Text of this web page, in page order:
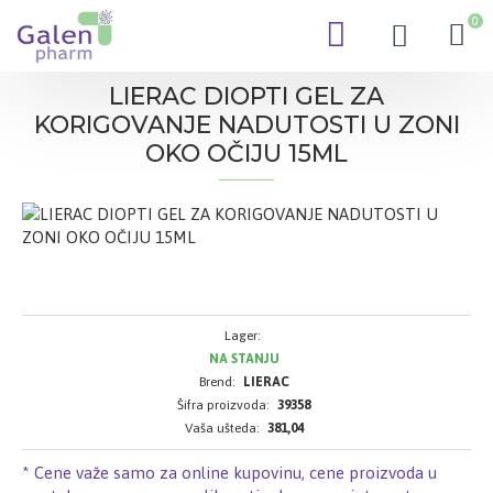
0
LIERAC DIOPTI GEL ZA
KORIGOVANJE NADUTOSTI U ZONI
OKO OČIJU 15ML
* Cene važe samo za online kupovinu, cene proizvoda u
Lager:
NA STANJU
Brend:
LIERAC
Šifra proizvoda: 39358
Vaša ušteda: 381,04